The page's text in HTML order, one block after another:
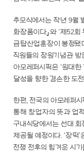
추모식에서는 작년 9월
화장품이다』와 ‘제52
금탑산업훈장이 봉정됐
직원들의 장원기념관 방
아모레퍼시픽은 ‘원대
달성을 향한 겸손한 도
한편, 전국의 아모레퍼
통해 창업자의 뜻과 업
구내식당에서는 선대 회
제공될 예정이다. ‘장떡
전쟁 전후의 힘겨운 시